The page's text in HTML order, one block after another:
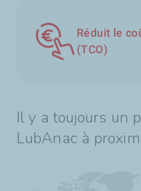
Réduit le
(TCO)
Il y a toujours un
LubAnac à